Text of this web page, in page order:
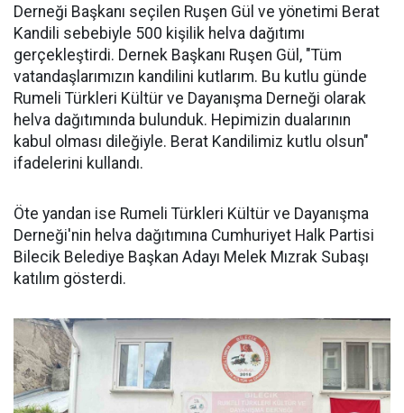
Derneği Başkanı seçilen Ruşen Gül ve yönetimi Berat
Kandili sebebiyle 500 kişilik helva dağıtımı
gerçekleştirdi. Dernek Başkanı Ruşen Gül, "Tüm
vatandaşlarımızın kandilini kutlarım. Bu kutlu günde
Rumeli Türkleri Kültür ve Dayanışma Derneği olarak
helva dağıtımında bulunduk. Hepimizin dualarının
kabul olması dileğiyle. Berat Kandilimiz kutlu olsun"
ifadelerini kullandı.
Öte yandan ise Rumeli Türkleri Kültür ve Dayanışma
Derneği'nin helva dağıtımına Cumhuriyet Halk Partisi
Bilecik Belediye Başkan Adayı Melek Mızrak Subaşı
katılım gösterdi.